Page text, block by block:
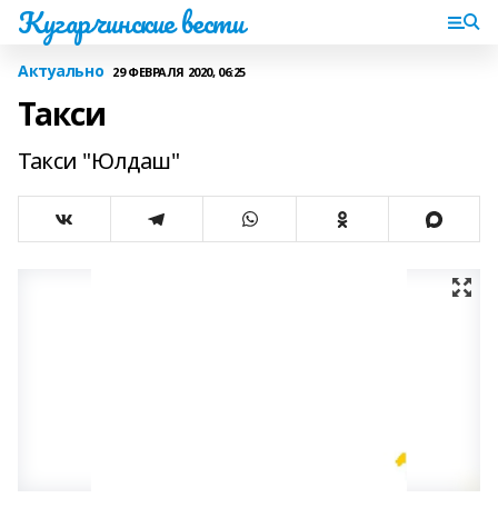
Кугарчинские вести
Актуально 29 ФЕВРАЛЯ 2020, 06:25
Такси
Такси "Юлдаш"